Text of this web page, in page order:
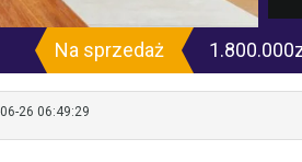
Na sprzedaż
26 06:49:29